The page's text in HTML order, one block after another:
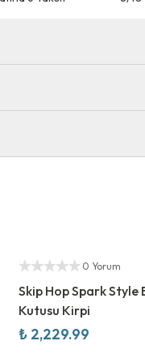
0 Yorum
Skip Hop Spark Style
Kutusu Kirpi
₺ 2,229.99